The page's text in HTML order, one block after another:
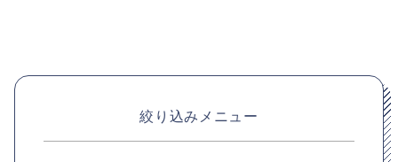
絞り込みメニュー